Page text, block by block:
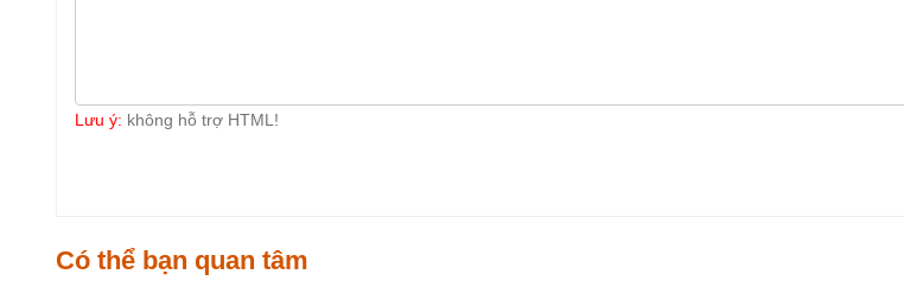
Lưu ý: không hỗ trợ HTML!
Có thể bạn quan tâm